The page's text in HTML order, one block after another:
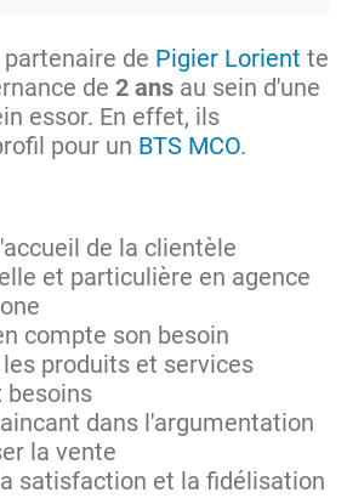
de Pigier Lorient te
de 2 ans au sein d'une
essor. En effet, ils
pour un BTS MCO.
de la clientèle
et particulière en agence
compte son besoin
produits et services
besoins
dans l'argumentation
la vente
satisfaction et la fidélisation